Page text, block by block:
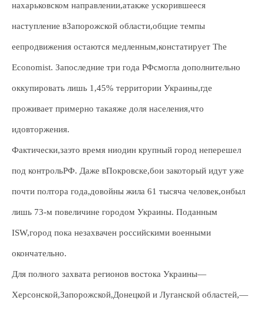
нахарьковском направлении,атакже ускорившееся
наступление вЗапорожской области,общие темпы
еепродвижения остаются медленным,констатирует The
Economist. Запоследние три года РФсмогла дополнительно
оккупировать лишь 1,45% территории Украины,где
проживает примерно такаяже доля населения,что
идовторжения.
Фактически,заэто время ниодин крупный город неперешел
под контрольРФ. Даже вПокровске,бои закоторый идут уже
почти полтора года,довойны жила 61 тысяча человек,онбыл
лишь 73-м повеличине городом Украины. Поданным
ISW,город пока незахвачен российскими военными
окончательно.
Для полного захвата регионов востока Украины—
Херсонской,Запорожской,Донецкой и Луганской областей,—